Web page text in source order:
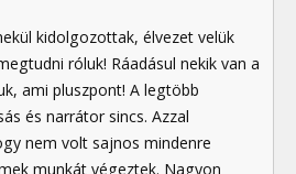
kidolgozottak, élvezet velük
róluk! Ráadásul nekik van a
ami pluszpont! A legtöbb
és narrátor sincs. Azzal
nem volt sajnos mindenre
munkát végeztek. Nagyon